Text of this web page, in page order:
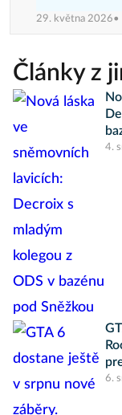
29. května 2026
Články z
4.
6.